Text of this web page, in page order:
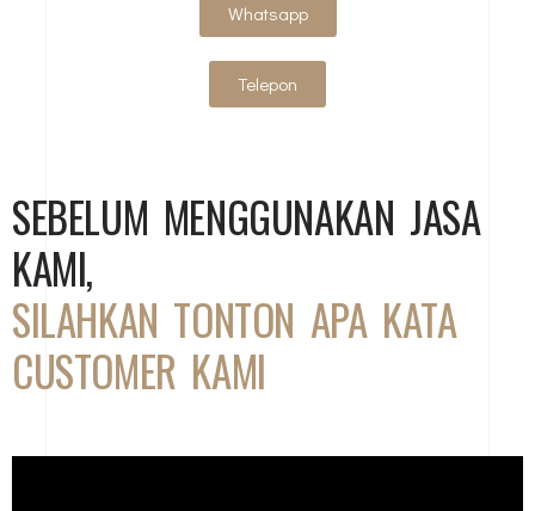
Whatsapp
Telepon
SEBELUM MENGGUNAKAN JASA
KAMI,
SILAHKAN TONTON APA KATA
CUSTOMER KAMI